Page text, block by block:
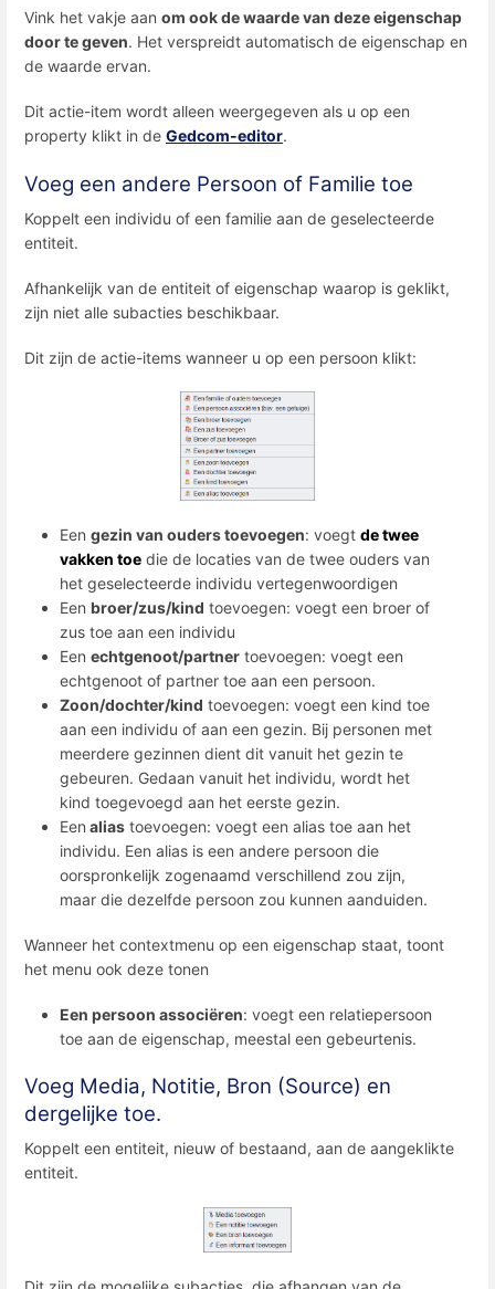
Vink het vakje aan om ook de waarde van deze eigenschap
door te geven. Het verspreidt automatisch de eigenschap en
de waarde ervan.
Dit actie-item wordt alleen weergegeven als u op een
property klikt in de Gedcom-editor.
Voeg een andere Persoon of Familie toe
Koppelt een individu of een familie aan de geselecteerde
entiteit.
Afhankelijk van de entiteit of eigenschap waarop is geklikt,
zijn niet alle subacties beschikbaar.
Dit zijn de actie-items wanneer u op een persoon klikt:
Een gezin van ouders toevoegen: voegt de twee
vakken toe die de locaties van de twee ouders van
het geselecteerde individu vertegenwoordigen
Een broer/zus/kind toevoegen: voegt een broer of
zus toe aan een individu
Een echtgenoot/partner toevoegen: voegt een
echtgenoot of partner toe aan een persoon.
Zoon/dochter/kind toevoegen: voegt een kind toe
aan een individu of aan een gezin. Bij personen met
meerdere gezinnen dient dit vanuit het gezin te
gebeuren. Gedaan vanuit het individu, wordt het
kind toegevoegd aan het eerste gezin.
Een alias toevoegen: voegt een alias toe aan het
individu. Een alias is een andere persoon die
oorspronkelijk zogenaamd verschillend zou zijn,
maar die dezelfde persoon zou kunnen aanduiden.
Wanneer het contextmenu op een eigenschap staat, toont
het menu ook deze tonen
Een persoon associëren: voegt een relatiepersoon
toe aan de eigenschap, meestal een gebeurtenis.
Voeg Media, Notitie, Bron (Source) en
dergelijke toe.
Koppelt een entiteit, nieuw of bestaand, aan de aangeklikte
entiteit.